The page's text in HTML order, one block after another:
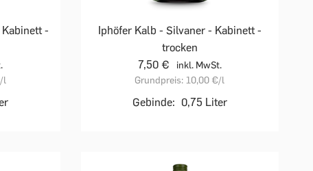
-
/l
Iphöfer Kalb - Silvaner - Kabinett -
trocken
7,50 €
inkl. MwSt.
Grundpreis: 10,00 €/l
Gebinde: 0,75 Liter